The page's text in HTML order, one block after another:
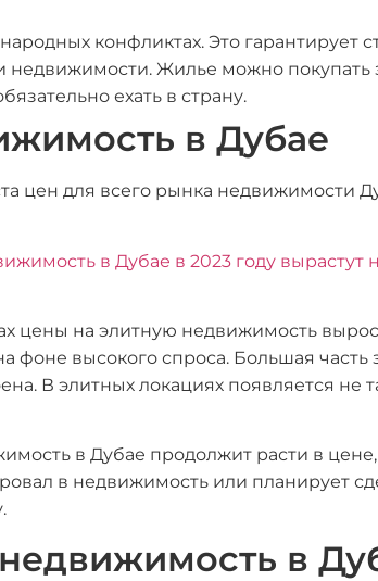
конфликтах. Это гарантирует
недвижимости. Жилье можно покупать
ехать в страну.
в Дубае
цен для всего рынка недвижимости
в Дубае в 2023 году вырастут
цены на элитную недвижимость
высокого спроса. Большая
В элитных локациях появляется
в Дубае продолжит расти в
в недвижимость или планирует
в